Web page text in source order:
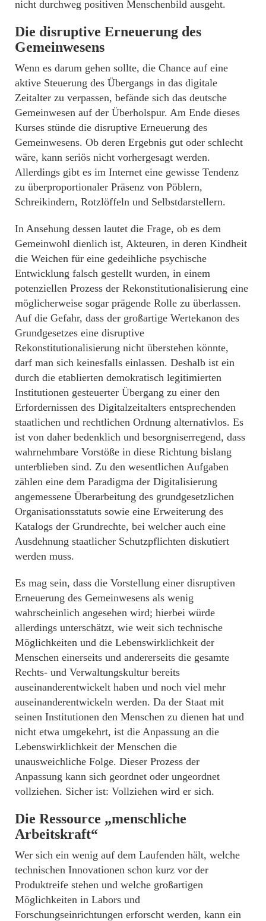
nicht durchweg positiven Menschenbild ausgeht.
Die disruptive Erneuerung des
Gemeinwesens
Wenn es darum gehen sollte, die Chance auf eine
aktive Steuerung des Übergangs in das digitale
Zeitalter zu verpassen, befände sich das deutsche
Gemeinwesen auf der Überholspur. Am Ende dieses
Kurses stünde die disruptive Erneuerung des
Gemeinwesens. Ob deren Ergebnis gut oder schlecht
wäre, kann seriös nicht vorhergesagt werden.
Allerdings gibt es im Internet eine gewisse Tendenz
zu überproportionaler Präsenz von Pöblern,
Schreikindern, Rotzlöffeln und Selbstdarstellern.
In Ansehung dessen lautet die Frage, ob es dem
Gemeinwohl dienlich ist, Akteuren, in deren Kindheit
die Weichen für eine gedeihliche psychische
Entwicklung falsch gestellt wurden, in einem
potenziellen Prozess der Rekonstitutionalisierung eine
möglicherweise sogar prägende Rolle zu überlassen.
Auf die Gefahr, dass der großartige Wertekanon des
Grundgesetzes eine disruptive
Rekonstitutionalisierung nicht überstehen könnte,
darf man sich keinesfalls einlassen. Deshalb ist ein
durch die etablierten demokratisch legitimierten
Institutionen gesteuerter Übergang zu einer den
Erfordernissen des Digitalzeitalters entsprechenden
staatlichen und rechtlichen Ordnung alternativlos. Es
ist von daher bedenklich und besorgniserregend, dass
wahrnehmbare Vorstöße in diese Richtung bislang
unterblieben sind. Zu den wesentlichen Aufgaben
zählen eine dem Paradigma der Digitalisierung
angemessene Überarbeitung des grundgesetzlichen
Organisationsstatuts sowie eine Erweiterung des
Katalogs der Grundrechte, bei welcher auch eine
Ausdehnung staatlicher Schutzpflichten diskutiert
werden muss.
Es mag sein, dass die Vorstellung einer disruptiven
Erneuerung des Gemeinwesens als wenig
wahrscheinlich angesehen wird; hierbei würde
allerdings unterschätzt, wie weit sich technische
Möglichkeiten und die Lebenswirklichkeit der
Menschen einerseits und andererseits die gesamte
Rechts- und Verwaltungskultur bereits
auseinanderentwickelt haben und noch viel mehr
auseinanderentwickeln werden. Da der Staat mit
seinen Institutionen den Menschen zu dienen hat und
nicht etwa umgekehrt, ist die Anpassung an die
Lebenswirklichkeit der Menschen die
unausweichliche Folge. Dieser Prozess der
Anpassung kann sich geordnet oder ungeordnet
vollziehen. Sicher ist: Vollziehen wird er sich.
Die Ressource „menschliche
Arbeitskraft“
Wer sich ein wenig auf dem Laufenden hält, welche
technischen Innovationen schon kurz vor der
Produktreife stehen und welche großartigen
Möglichkeiten in Labors und
Forschungseinrichtungen erforscht werden, kann ein